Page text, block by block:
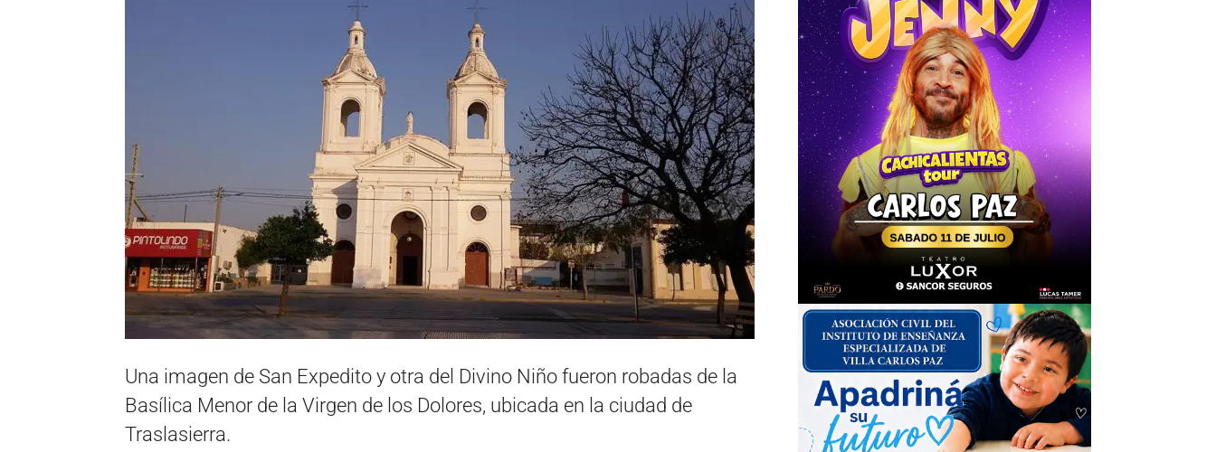
Una imagen de San Expedito y otra del Divino Niño fueron robadas de la
Basílica Menor de la Virgen de los Dolores, ubicada en la ciudad de
Traslasierra.